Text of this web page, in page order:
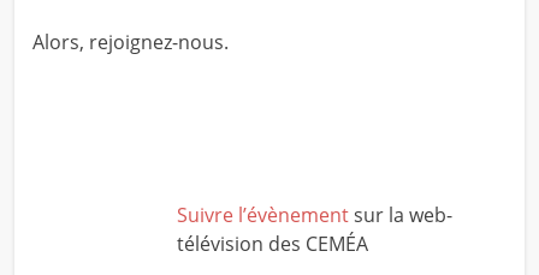
Alors, rejoignez-nous.
Suivre l’évènementsur la web-
télévision des CEMÉA